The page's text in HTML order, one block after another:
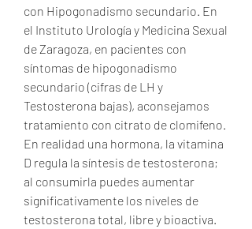
con Hipogonadismo secundario. En
el Instituto Urología y Medicina Sexual
de Zaragoza, en pacientes con
síntomas de hipogonadismo
secundario (cifras de LH y
Testosterona bajas), aconsejamos
tratamiento con citrato de clomifeno.
En realidad una hormona, la vitamina
D regula la síntesis de testosterona;
al consumirla puedes aumentar
significativamente los niveles de
testosterona total, libre y bioactiva.